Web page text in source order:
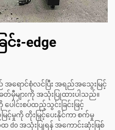
း-edge
အရောင်စုံလင်ပြီး အရည်အသွေးမြင့်
မှီများကို အသုံးပြုထားပါသည်။
ပေါင်းစပ်ထည့်သွင်းခြင်းဖြင့်
မြင့်မှုကို တိုးမြှင့်ပေးနိုင်ကာ စက်မှု
do အသုံးပြုရန် အကောင်းဆုံးဖြစ်